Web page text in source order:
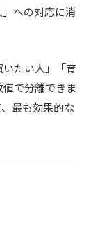
への対応に消
たい人」「育
で分離できま
最も効果的な